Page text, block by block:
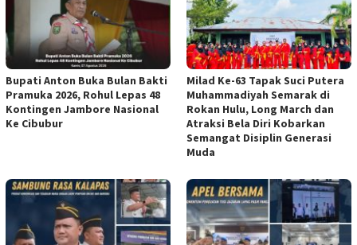
Bupati Anton Buka Bulan Bakti
Pramuka 2026, Rohul Lepas 48
Kontingen Jambore Nasional
Ke Cibubur
Milad Ke-63 Tapak Suci Putera
Muhammadiyah Semarak di
Rokan Hulu, Long March dan
Atraksi Bela Diri Kobarkan
Semangat Disiplin Generasi
Muda